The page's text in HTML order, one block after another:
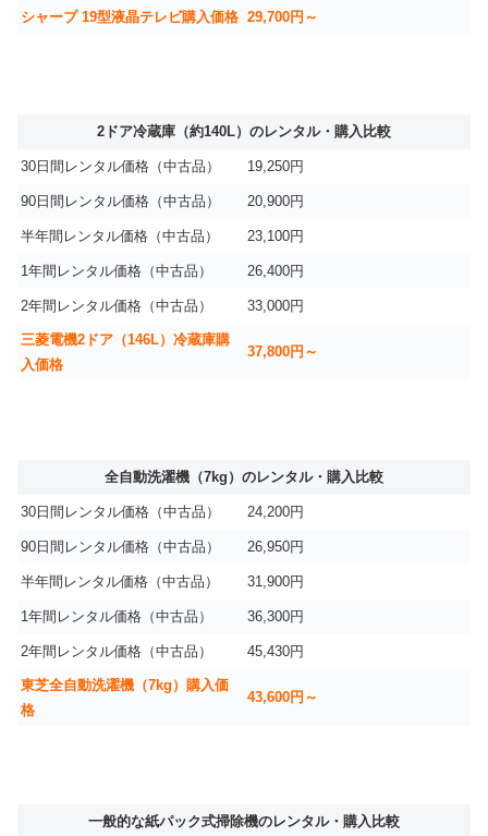
シャープ 19型液晶テレビ購入価格 29,700円～
2ドア冷蔵庫（約140L）のレンタル・購入比較
30日間レンタル価格（中古品） 19,250円
90日間レンタル価格（中古品） 20,900円
半年間レンタル価格（中古品） 23,100円
1年間レンタル価格（中古品） 26,400円
2年間レンタル価格（中古品） 33,000円
三菱電機2ドア（146L）冷蔵庫購
入価格
37,800円～
全自動洗濯機（7kg）のレンタル・購入比較
30日間レンタル価格（中古品） 24,200円
90日間レンタル価格（中古品） 26,950円
半年間レンタル価格（中古品） 31,900円
1年間レンタル価格（中古品） 36,300円
2年間レンタル価格（中古品） 45,430円
東芝全自動洗濯機（7kg）購入価
格
43,600円～
一般的な紙パック式掃除機のレンタル・購入比較